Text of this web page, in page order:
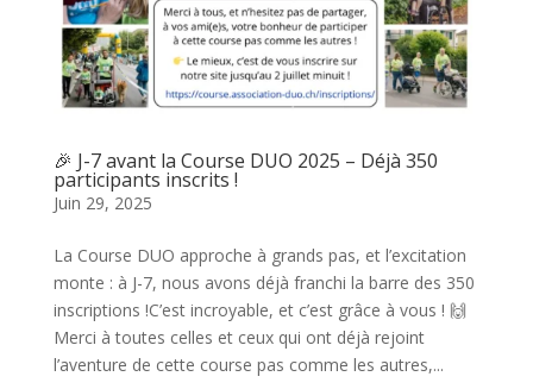
🎉 J-7 avant la Course DUO 2025 – Déjà 350
participants inscrits !
Juin 29, 2025
La Course DUO approche à grands pas, et l’excitation
monte : à J-7, nous avons déjà franchi la barre des 350
inscriptions !C’est incroyable, et c’est grâce à vous ! 🙌
Merci à toutes celles et ceux qui ont déjà rejoint
l’aventure de cette course pas comme les autres,...